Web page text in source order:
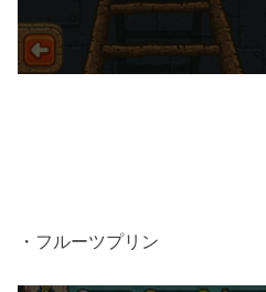
・フルーツプリン